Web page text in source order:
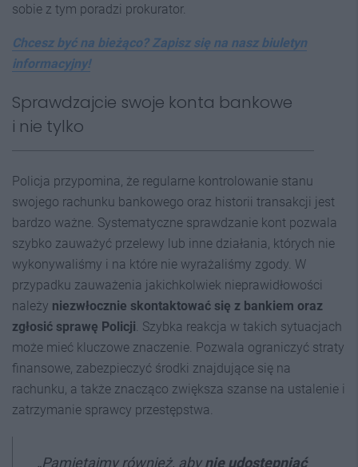
sobie z tym poradzi prokurator.
Chcesz być na bieżąco? Zapisz się na nasz biuletyn
informacyjny!
Sprawdzajcie swoje konta bankowe
i nie tylko
Policja przypomina, że regularne kontrolowanie stanu
swojego rachunku bankowego oraz historii transakcji jest
bardzo ważne. Systematyczne sprawdzanie kont pozwala
szybko zauważyć przelewy lub inne działania, których nie
wykonywaliśmy i na które nie wyrażaliśmy zgody. W
przypadku zauważenia jakichkolwiek nieprawidłowości
należy niezwłocznie skontaktować się z bankiem oraz
zgłosić sprawę Policji . Szybka reakcja w takich sytuacjach
może mieć kluczowe znaczenie. Pozwala ograniczyć straty
finansowe, zabezpieczyć środki znajdujące się na
rachunku, a także znacząco zwiększa szanse na ustalenie i
zatrzymanie sprawcy przestępstwa.
„Pamiętajmy również, abynie udostępniać